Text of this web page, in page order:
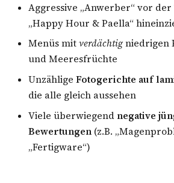
Aggressive „Anwerber“ vor
„Happy Hour & Paella“
Menüs mitverdächtigniedrigen
und Meeresfrüchte
UnzähligeFotogerichte auf
die alle gleich aussehen
Viele überwiegend negative
Bewertungen (z.B.
„Fertigware“)